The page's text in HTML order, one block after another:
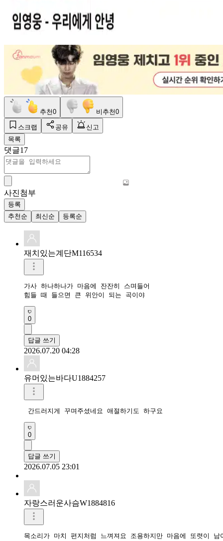
추천0 비추천0
스크랩 공유
신고
목록
댓글17
사진첨부
등록
추천순
최신순 등록순
재치있는계단M116534
가사 하나하나가 마음에 잔잔히 스며들어
힘들 때 들으면 큰 위안이 되는 곡이야
0
답글 쓰기
2026.07.20 04:28
유머있는바다U1884257
0
답글 쓰기
2026.07.05 23:01
자랑스러운사슴W1884816